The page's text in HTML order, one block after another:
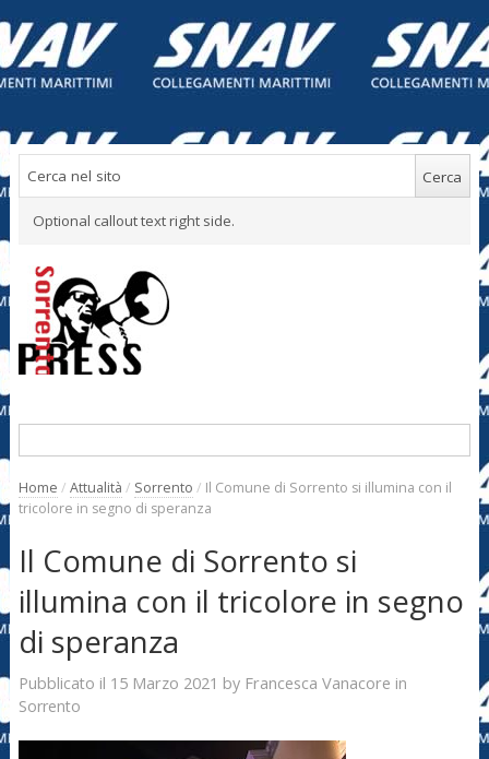
Optional callout text right side.
Home / Attualità / Sorrento / Il Comune di Sorrento si illumina con il
tricolore in segno di speranza
Il Comune di Sorrento si
illumina con il tricolore in segno
di speranza
Pubblicato il 15 Marzo 2021 by Francesca Vanacore in
Sorrento